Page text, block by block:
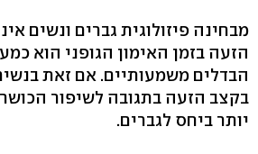
מבחינה פיזולוגית גברים ונשים
הזעה בזמן האימון הגופני הוא
הבדלים משמעותיים. אם זאת
בקצב הזעה בתגובה לשיפור הכושר
יותר ביחס לגברים.